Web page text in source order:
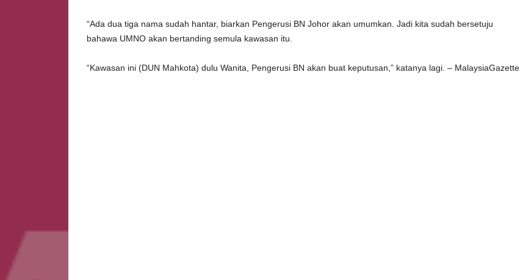
“Ada dua tiga nama sudah hantar, biarkan Pengerusi BN Johor akan umumkan. Jadi kita sudah bersetuju
bahawa UMNO akan bertanding semula kawasan itu.
“Kawasan ini (DUN Mahkota) dulu Wanita, Pengerusi BN akan buat keputusan,” katanya lagi. – MalaysiaGazette